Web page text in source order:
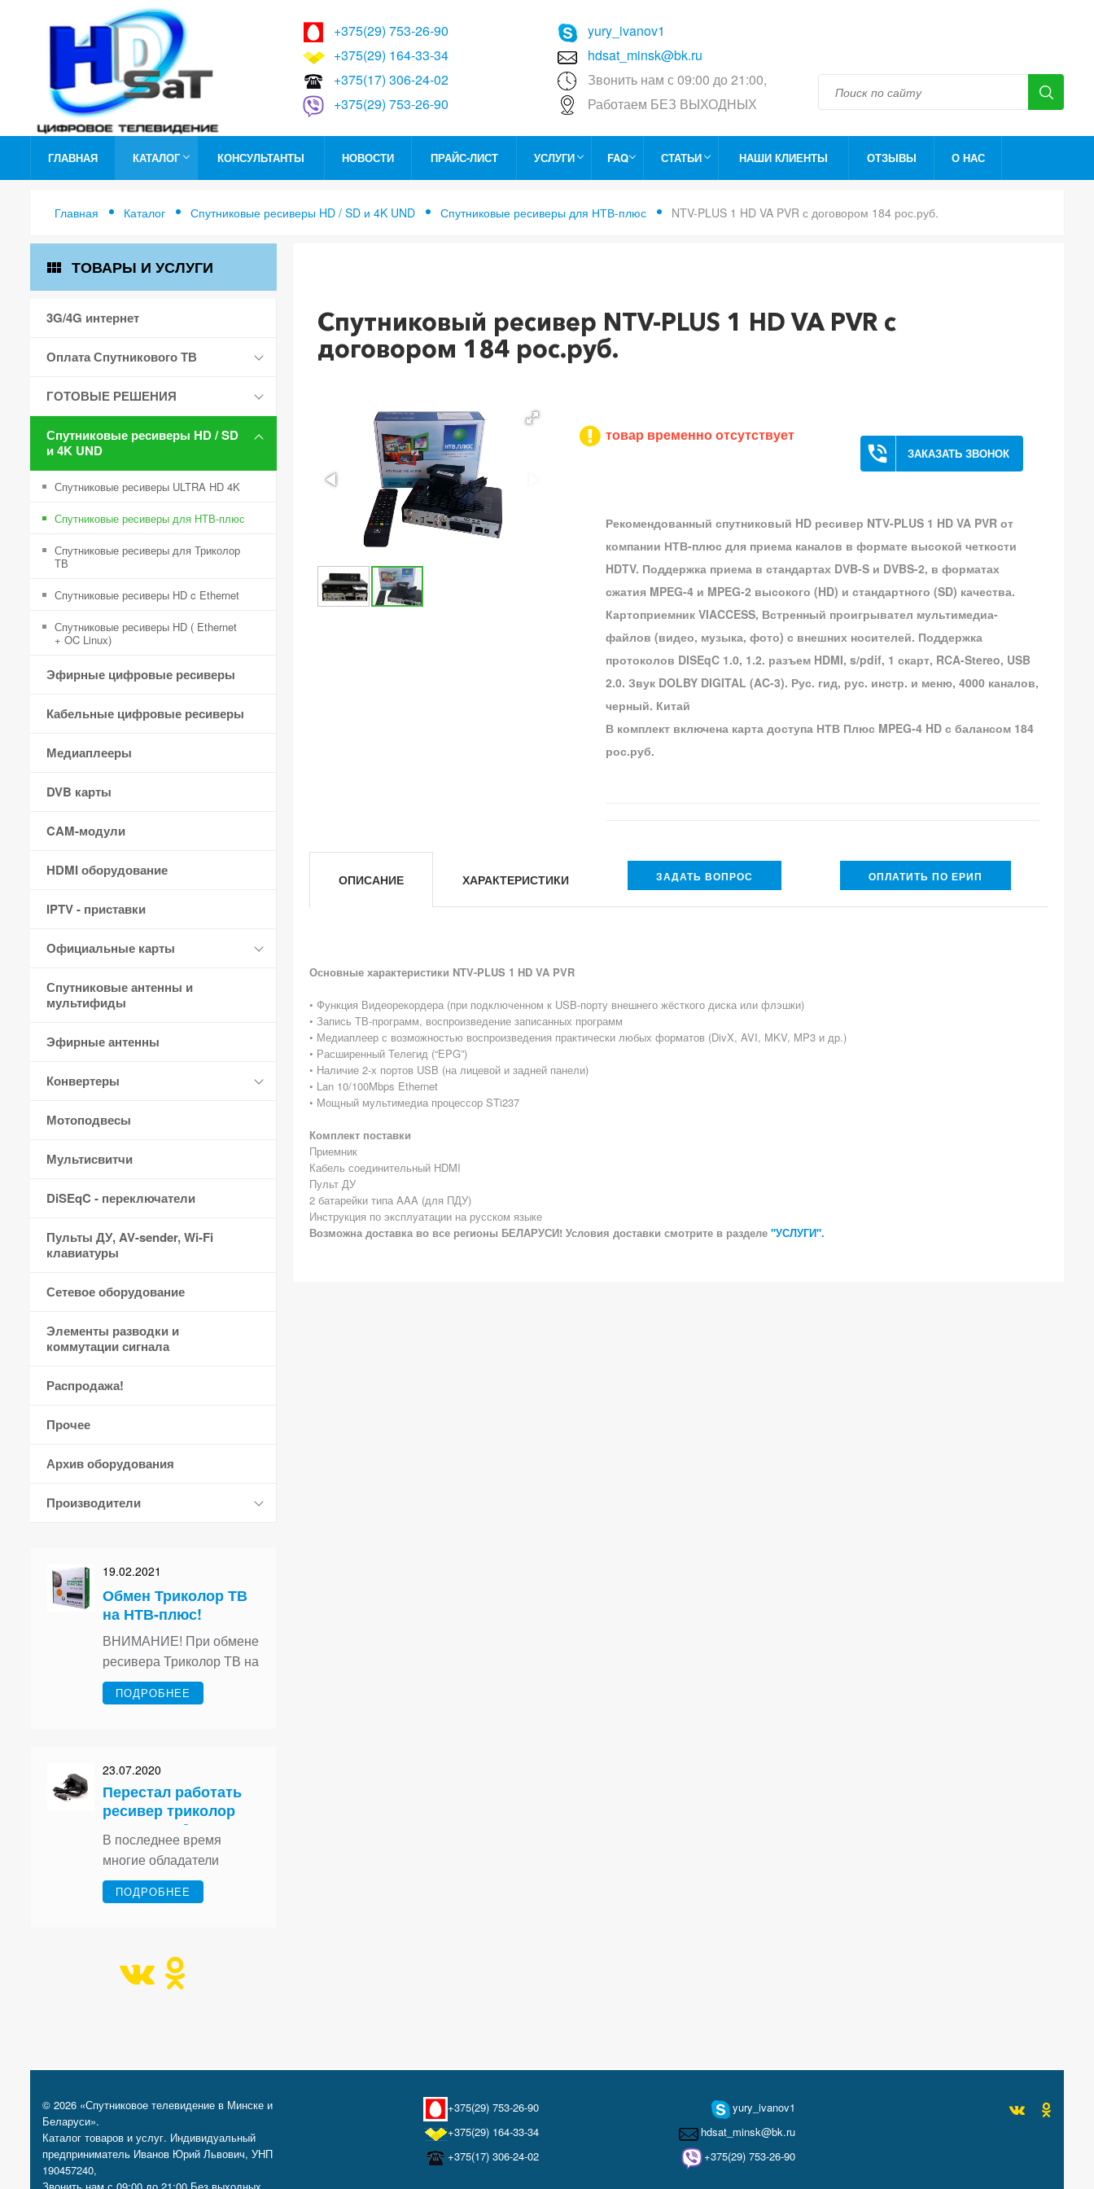
+375(29) 753-26-90
+375(29) 164-33-34
+375(17) 306-24-02
+375(29) 753-26-90
yury_ivanov1
hdsat_minsk@bk.ru
Звонить нам с 09:00 до 21:00,
Работаем БЕЗ ВЫХОДНЫХ
ГЛАВНАЯ КАТАЛОГ КОНСУЛЬТАНТЫ НОВОСТИ ПРАЙС-ЛИСТ УСЛУГИ FAQ СТАТЬИ НАШИ КЛИЕНТЫ ОТЗЫВЫ О НАС
Главная Каталог Спутниковые ресиверы HD / SD и 4K UND Спутниковые ресиверы для НТВ-плюс NTV-PLUS 1 HD VA PVR с договором 184 рос.руб.
view_module ТОВАРЫ И УСЛУГИ
3G/4G интернет
Оплата Спутникового ТВ
ГОТОВЫЕ РЕШЕНИЯ
Спутниковые ресиверы HD / SD
и 4K UND
Спутниковые ресиверы ULTRA HD 4K
Спутниковые ресиверы для НТВ-плюс
Спутниковые ресиверы для Триколор
ТВ
Спутниковые ресиверы HD c Ethernet
Спутниковые ресиверы HD ( Ethernet
+ OC Linux)
Эфирные цифровые ресиверы
Кабельные цифровые ресиверы
Медиаплееры
DVB карты
CAM-модули
HDMI оборудование
IPTV - приставки
Официальные карты
Спутниковые антенны и
мультифиды
Эфирные антенны
Конвертеры
Мотоподвесы
Мультисвитчи
DiSEqC - переключатели
Пульты ДУ, AV-sender, Wi-Fi
клавиатуры
Сетевое оборудование
Элементы разводки и
коммутации сигнала
Распродажа!
Прочее
Архив оборудования
Производители
19.02.2021
Обмен Триколор ТВ
на НТВ-плюс!
ВНИМАНИЕ! При обмене
ресивера Триколор ТВ на
приёмник НТВ-плюс
предоставляется
ПОДРОБНЕЕ
23.07.2020
Перестал работать
ресивер триколор
что делать?
В последнее время
многие обладатели
систем Спутникового
телевидения
ПОДРОБНЕЕ
Спутниковый ресивер NTV-PLUS 1 HD VA PVR с
договором 184 рос.руб.
товар временно отсутствует
phone_in_talk ЗАКАЗАТЬ ЗВОНОК
Рекомендованный спутниковый HD ресивер NTV-PLUS 1 HD VA PVR от
компании НТВ-плюс для приема каналов в формате высокой четкости
HDTV. Поддержка приема в стандартах DVB-S и DVBS-2, в форматах
сжатия MPEG-4 и MPEG-2 высокого (HD) и стандартного (SD) качества.
Картоприемник VIACCESS, Встренный проигрывател мультимедиа-
файлов (видео, музыка, фото) с внешних носителей. Поддержка
протоколов DISEqC 1.0, 1.2. разъем HDMI, s/pdif, 1 скарт, RCA-Stereo, USB
2.0. Звук DOLBY DIGITAL (AC-3). Рус. гид, рус. инстр. и меню, 4000 каналов,
черный. Китай
В комплект включена карта доступа НТВ Плюс MPEG-4 HD с балансом 184
рос.руб.
ОПИСАНИЕ ХАРАКТЕРИСТИКИ ЗАДАТЬ ВОПРОС ОПЛАТИТЬ ПО ЕРИП
Основные характеристики NTV-PLUS 1 HD VA PVR
• Функция Видеорекордера (при подключенном к USB-порту внешнего жёсткого диска или флэшки)
• Запись ТВ-программ, воспроизведение записанных программ
• Медиаплеер с возможностью воспроизведения практически любых форматов (DivX, AVI, MKV, MP3 и др.)
• Расширенный Телегид (“EPG”)
• Наличие 2-х портов USB (на лицевой и задней панели)
• Lan 10/100Mbps Ethernet
• Мощный мультимедиа процессор STi237
Комплект поставки
Приемник
Кабель соединительный HDMI
Пульт ДУ
2 батарейки типа AAA (для ПДУ)
Инструкция по эксплуатации на русском языке
Возможна доставка во все регионы БЕЛАРУСИ! Условия доставки смотрите в разделе "УСЛУГИ".
© 2026 «Спутниковое телевидение в Минске и
Беларуси».
Каталог товаров и услуг. Индивидуальный
предприниматель Иванов Юрий Львович, УНП
190457240,
+375(29) 753-26-90
+375(29) 164-33-34
+375(17) 306-24-02
yury_ivanov1
hdsat_minsk@bk.ru
+375(29) 753-26-90